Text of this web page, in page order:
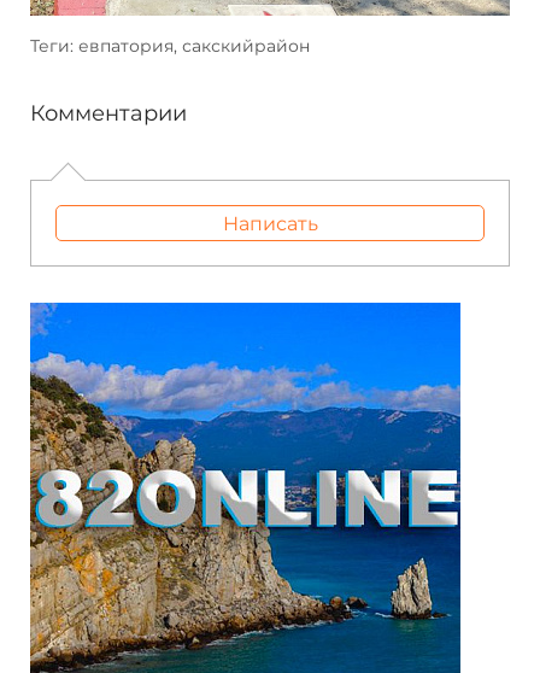
Теги: евпатория, сакскийрайон
Комментарии
Написать